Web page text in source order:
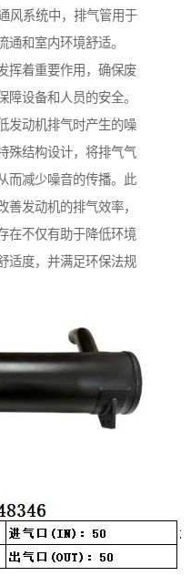
风系统中，排气管用于
和室内环境舒适。
挥着重要作用，确保废
设备和人员的安全。
发动机排气时产生的噪
殊结构设计，将排气气
而减少噪音的传播。此
发动机的排气效率，
在不仅有助于降低环境
适度，并满足环保法规